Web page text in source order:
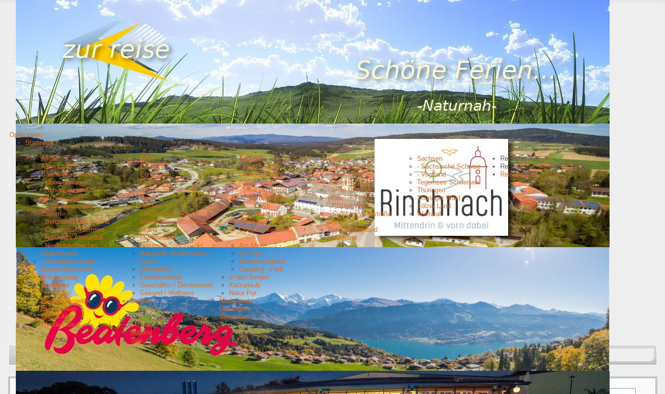
Open menu
Startseite
Urlaubsziele
Allgäu
Altes Land
Baden-Württemberg
- Oberschwaben
- Schwäbische Alb
- Schwarzwald
- Südschwarzwald
Bayern
- Berchtesgadener Land
- Chiemgau-Chiemsee
- Naturpark Altmühltal
- Niederbayerisches
Bäderdreieck
- Oberpfälzer Wald
Bayerischer Wald
Brandenburg
Bodensee
Eifel
Emsland
Erzgebirge
Franken
Fränkische Schweiz
Harz
Hessen
Lüneburger Heide
Mecklenburg Vorpommern
Mosel
Münsterland
Naturpark Steigerwald
Naturpark Wildeshauser
Geest
Niederrhein
Nordsee
- Insel Baltrum
- Insel Borkum
- Insel Juist
- Insel Langeoog
- Insel Norderney
- Insel Sylt
- Nordfriesland
Odenwald
Osnabrücker Land
Ostsee
- Darß/Zingst
- Insel Fehmarn
- Insel Rügen
- Insel Usedom
Rheinland-Pfalz
- Pfälzer Wald
- Südliche Weinstraße
Rhön
Rotkäppchenland
Sauerland
Sachsen
- Sächsische Schweiz
- Vogtland
Tegernsee Schliersee
Thüringen
Thüringer Wald
Tölzer Land
Werratal
Reisethemen
Am Meer
Am See
Bauernhofurlaub
Camping - Park
Familienurlaub
Geschäfts- / Dienstreisen
Gesund / Wellness
In den Bergen
Kurzurlaub
Natur Pur
Pauschalangebot
Städtereisen
Urlaub Aktiv
Wanderurlaub
Reiseziele
Belgien
Niederlande
Österreich
Schweden
Schweiz
Südtirol
Tirol
Reisepartner
Aktuelle Seite:Startseite Urlaubsziele Odenwald Tourist-Information Reichelsheim Suchen